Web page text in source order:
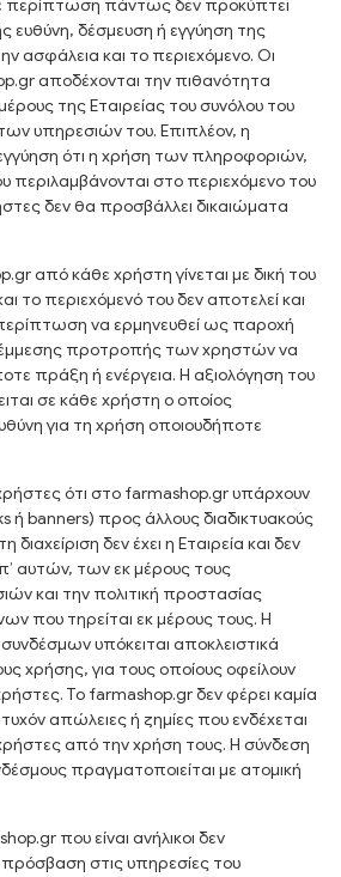
περίπτωση πάντως δεν προκύπτει
ευθύνη, δέσμευση ή εγγύηση της
ασφάλεια και το περιεχόμενο. Οι
αποδέχονται την πιθανότητα
της Εταιρείας του συνόλου του
υπηρεσιών του. Επιπλέον, η
ότι η χρήση των πληροφοριών,
περιλαμβάνονται στο περιεχόμενο του
δεν θα προσβάλλει δικαιώματα
από κάθε χρήστη γίνεται με δική του
το περιεχόμενό του δεν αποτελεί και
να ερμηνευθεί ως παροχή
προτροπής των χρηστών να
πράξη ή ενέργεια. Η αξιολόγηση του
σε κάθε χρήστη ο οποίος
για τη χρήση οποιουδήποτε
ότι στο farmashop.gr υπάρχουν
ή banners) προς άλλους διαδικτυακούς
δεν έχει η Εταιρεία και δεν
αυτών, των εκ μέρους τους
και την πολιτική προστασίας
που τηρείται εκ μέρους τους. Η
υπόκειται αποκλειστικά
χρήσης, για τους οποίους οφείλουν
Το farmashop.gr δεν φέρει καμία
απώλειες ή ζημίες που ενδέχεται
από την χρήση τους. Η σύνδεση
πραγματοποιείται με ατομική
που είναι ανήλικοι δεν
πρόσβαση στις υπηρεσίες του